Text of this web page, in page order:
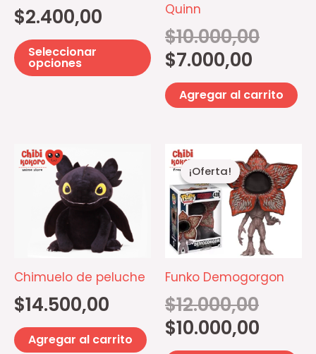
$2.400,00
Seleccionar
opciones
elegir
en
página
Quinn
$10.000,00
$7.000,00
Agregar al carrito
Chimuelo de peluche
$14.500,00
Agregar al carrito
¡Oferta!
¡Oferta!
Funko Demogorgon
$12.000,00
El
precio
original
era:
$10.000,00
El
precio
actual
es: